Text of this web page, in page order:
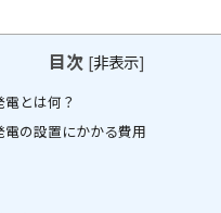
目次 [非表示]
とは何？
電の設置にかかる費用